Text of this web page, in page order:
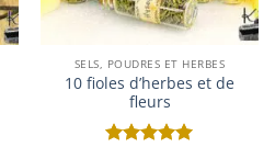
SELS, POUDRES ET HERBES
10 fioles d’herbes et de
fleurs